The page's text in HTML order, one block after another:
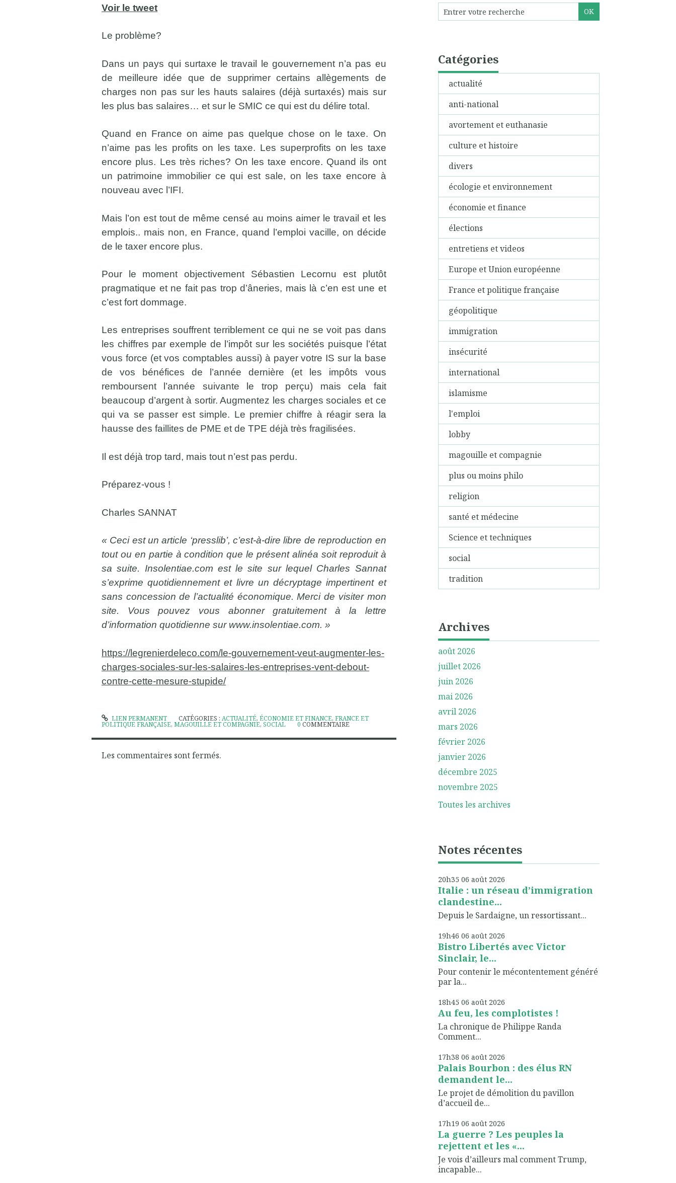
Voir le tweet
Le problème?
Dans un pays qui surtaxe le travail le gouvernement n’a pas eu
de meilleure idée que de supprimer certains allègements de
charges non pas sur les hauts salaires (déjà surtaxés) mais sur
les plus bas salaires… et sur le SMIC ce qui est du délire total.
Quand en France on aime pas quelque chose on le taxe. On
n’aime pas les profits on les taxe. Les superprofits on les taxe
encore plus. Les très riches? On les taxe encore. Quand ils ont
un patrimoine immobilier ce qui est sale, on les taxe encore à
nouveau avec l’IFI.
Mais l’on est tout de même censé au moins aimer le travail et les
emplois.. mais non, en France, quand l’emploi vacille, on décide
de le taxer encore plus.
Pour le moment objectivement Sébastien Lecornu est plutôt
pragmatique et ne fait pas trop d’âneries, mais là c’en est une et
c’est fort dommage.
Les entreprises souffrent terriblement ce qui ne se voit pas dans
les chiffres par exemple de l’impôt sur les sociétés puisque l’état
vous force (et vos comptables aussi) à payer votre IS sur la base
de vos bénéfices de l’année dernière (et les impôts vous
remboursent l’année suivante le trop perçu) mais cela fait
beaucoup d’argent à sortir. Augmentez les charges sociales et ce
qui va se passer est simple. Le premier chiffre à réagir sera la
hausse des faillites de PME et de TPE déjà très fragilisées.
Il est déjà trop tard, mais tout n’est pas perdu.
Préparez-vous !
Charles SANNAT
« Ceci est un article ‘presslib’, c’est-à-dire libre de reproduction en
tout ou en partie à condition que le présent alinéa soit reproduit à
sa suite. Insolentiae.com est le site sur lequel Charles Sannat
s’exprime quotidiennement et livre un décryptage impertinent et
sans concession de l’actualité économique. Merci de visiter mon
site. Vous pouvez vous abonner gratuitement à la lettre
d’information quotidienne sur www.insolentiae.com. »
https://legrenierdeleco.com/le-gouvernement-veut-augmenter-les-
charges-sociales-sur-les-salaires-les-entreprises-vent-debout-
contre-cette-mesure-stupide/
LIEN PERMANENT CATÉGORIES :ACTUALITÉ,ÉCONOMIE ET FINANCE,FRANCE ET
POLITIQUE FRANÇAISE, MAGOUILLE ET COMPAGNIE, SOCIAL 0 COMMENTAIRE
Les commentaires sont fermés.
Catégories
actualité
anti-national
avortement et euthanasie
culture et histoire
divers
écologie et environnement
économie et finance
élections
entretiens et videos
Europe et Union européenne
France et politique française
géopolitique
immigration
insécurité
international
islamisme
l'emploi
lobby
magouille et compagnie
plus ou moins philo
religion
santé et médecine
Science et techniques
social
tradition
Archives
août 2026
juillet 2026
juin 2026
mai 2026
avril 2026
mars 2026
février 2026
janvier 2026
décembre 2025
novembre 2025
Toutes les archives
Notes récentes
20h35 06 août 2026
Italie : un réseau d’immigration
clandestine...
Depuis le Sardaigne, un ressortissant...
19h46 06 août 2026
Bistro Libertés avec Victor
Sinclair, le...
Pour contenir le mécontentement généré
par la...
18h45 06 août 2026
Au feu, les complotistes !
La chronique de Philippe Randa
Comment...
17h38 06 août 2026
Palais Bourbon : des élus RN
demandent le...
Le projet de démolition du pavillon
d’accueil de...
17h19 06 août 2026
La guerre ? Les peuples la
rejettent et les «...
Je vois d’ailleurs mal comment Trump,
incapable...